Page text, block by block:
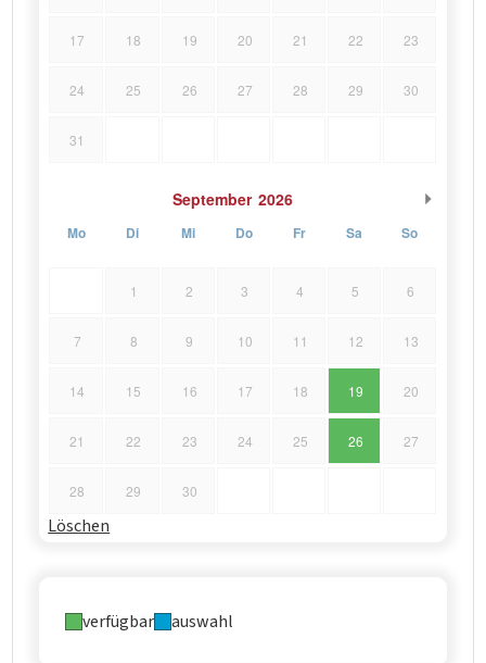
17 18 19 20 21 22 23
24 25 26 27 28 29 30
31
September 2026
Mo Di Mi Do Fr Sa So
1 2 3 4 5 6
7 8 9 10 11 12 13
14 15 16 17 18 19 20
21 22 23 24 25 26 27
28 29 30
Löschen
verfügbar auswahl